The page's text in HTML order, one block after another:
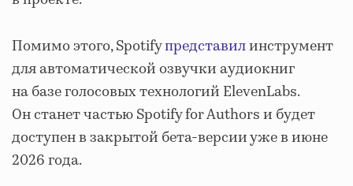
Помимо этого, Spotifyпредставилинструмент
для автоматической озвучки аудиокниг
на базе голосовых технологий ElevenLabs.
Он станет частью Spotify for Authors и будет
доступен в закрытой бета-версии уже в июне
2026 года.